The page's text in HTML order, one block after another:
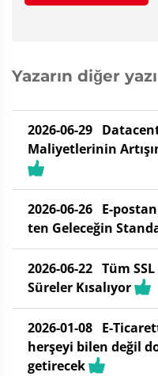
Yazarın diğer
2026-06-29
Maliyetlerinin
2026-06-26 E-
ten Geleceğin
2026-06-22 Tüm
Süreler Kısalıyor
2026-01-08 E-
herşeyi bilen değil
getirecek